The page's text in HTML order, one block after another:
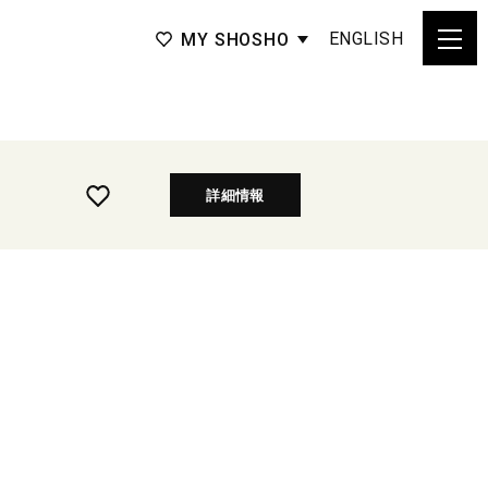
MY SHOSHO ENGLISH
詳細情報